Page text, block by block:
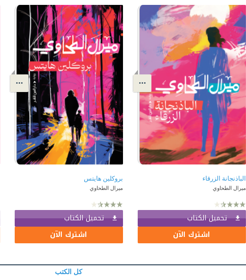
الباذنجانة الزرقاء
ميرال الطحاوي
تحميل الكتاب
اشترك الآن
بروكلين هايتس
ميرال الطحاوي
تحميل الكتاب
اشترك الآن
كل الكتب